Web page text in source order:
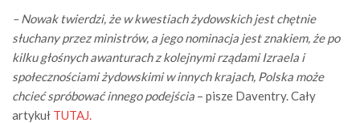
– Nowak twierdzi, że w kwestiach żydowskich jest chętnie
słuchany przez ministrów, a jego nominacja jest znakiem, że po
kilku głośnych awanturach z kolejnymi rządami Izraela i
społecznościami żydowskimi w innych krajach, Polska może
chcieć spróbować innego podejścia – pisze Daventry. Cały
artykuł TUTAJ.